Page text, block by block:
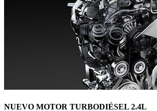
NUEVO MOTOR TURBODIÉSEL 2.4L